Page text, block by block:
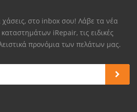
στο inbox σου! Λάβε τα νέα
iRepair, τις ειδικές
προνόμια των πελάτων μας.